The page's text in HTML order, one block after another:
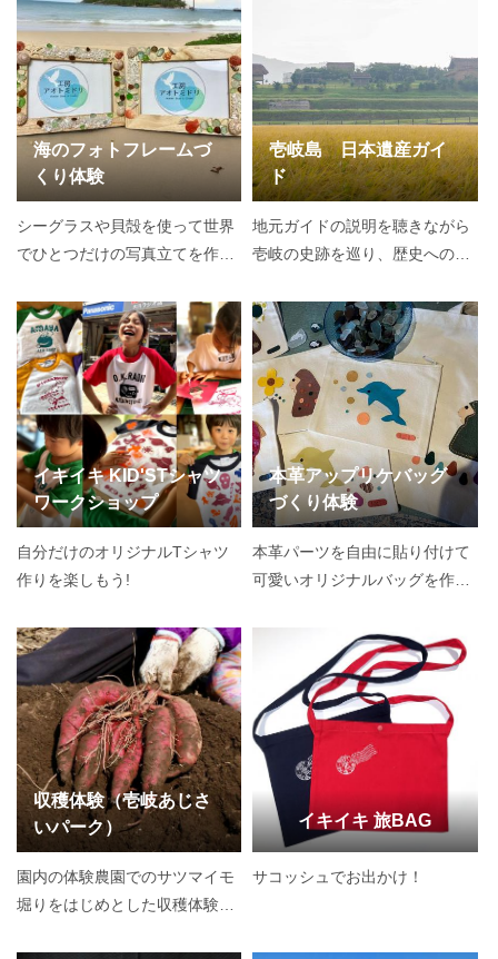
海のフォトフレームづ
くり体験
シーグラスや貝殻を使って世界
でひとつだけの写真立てを作ろ
壱岐島 日本遺産ガイ
ド
地元ガイドの説明を聴きながら
壱岐の史跡を巡り、歴史への理
イキイキ KID'STシャツ
ワークショップ
自分だけのオリジナルTシャツ
作りを楽しもう!
本革アップリケバッグ
づくり体験
本革パーツを自由に貼り付けて
可愛いオリジナルバッグを作ろ
収穫体験（壱岐あじさ
いパーク）
園内の体験農園でのサツマイモ
堀りをはじめとした収穫体験を
イキイキ 旅BAG
サコッシュでお出かけ！